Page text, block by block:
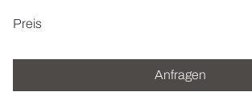
Preis
Anfragen